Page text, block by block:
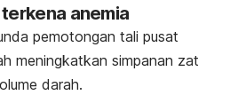
anemia
pemotongan tali pusat
meningkatkan simpanan zat
darah.